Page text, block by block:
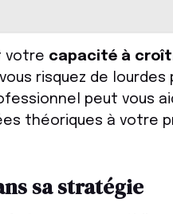
votre capacité à
risquez de lourdes
peut vous
théoriques à votre
sa stratégie